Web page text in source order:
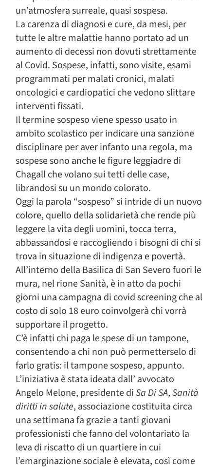
un’atmosfera surreale, quasi sospesa.
La carenza di diagnosi e cure, da mesi, per
tutte le altre malattie hanno portato ad un
aumento di decessi non dovuti strettamente
al Covid. Sospese, infatti, sono visite, esami
programmati per malati cronici, malati
oncologici e cardiopatici che vedono slittare
interventi fissati.
Il termine sospeso viene spesso usato in
ambito scolastico per indicare una sanzione
disciplinare per aver infanto una regola, ma
sospese sono anche le figure leggiadre di
Chagall che volano sui tetti delle case,
librandosi su un mondo colorato.
Oggi la parola “sospeso” si intride di un nuovo
colore, quello della solidarietà che rende più
leggere la vita degli uomini, tocca terra,
abbassandosi e raccogliendo i bisogni di chi si
trova in situazione di indigenza e povertà.
All’interno della Basilica di San Severo fuori le
mura, nel rione Sanità, è in atto da pochi
giorni una campagna di covid screening che al
costo di solo 18 euro coinvolgerà chi vorrà
supportare il progetto.
C’è infatti chi paga le spese di un tampone,
consentendo a chi non può permetterselo di
farlo gratis: il tampone sospeso, appunto.
L’iniziativa è stata ideata dall’ avvocato
Angelo Melone, presidente diSa Di SA,Sanità
diritti in salute, associazione costituita circa
una settimana fa grazie a tanti giovani
professionisti che fanno del volontariato la
leva di riscatto di un quartiere in cui
l’emarginazione sociale è elevata, così come